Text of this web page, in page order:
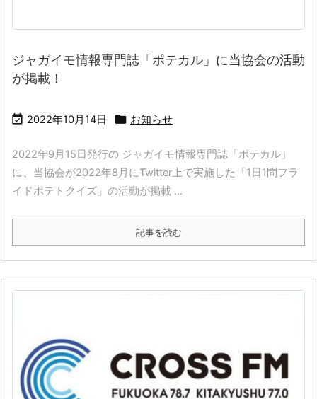
ジャガイモ情報専門誌「ポテカル」に当協会の活動
が掲載！
 2022年10月14日  お知らせ
2022年9月15日発行の ジャガイモ情報専門誌「ポテカル」
に、当協会が2022年8月にTwitter上で実施した「1日1問フラ
イドポテトクイズ」の活動が掲載 ...
記事を読む